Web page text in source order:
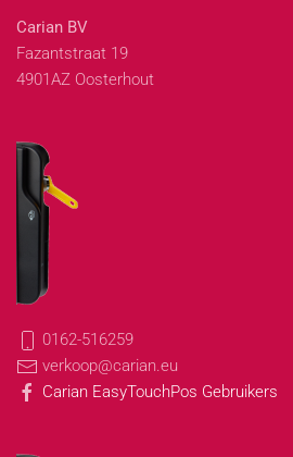
Carian BV
Fazantstraat 19
4901AZ Oosterhout
0162-516259
verkoop@carian.eu
Carian EasyTouchPos Gebruikers